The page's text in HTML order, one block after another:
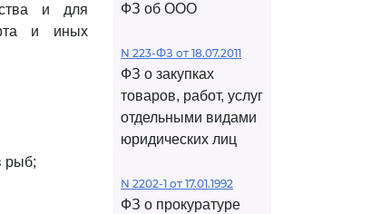
и для
и иных
рыб;
ФЗ об ООО
N 223-ФЗ от 18.07.2011
ФЗ о закупках
товаров, работ, услуг
отдельными видами
юридических лиц
N 2202-1 от 17.01.1992
ФЗ о прокуратуре